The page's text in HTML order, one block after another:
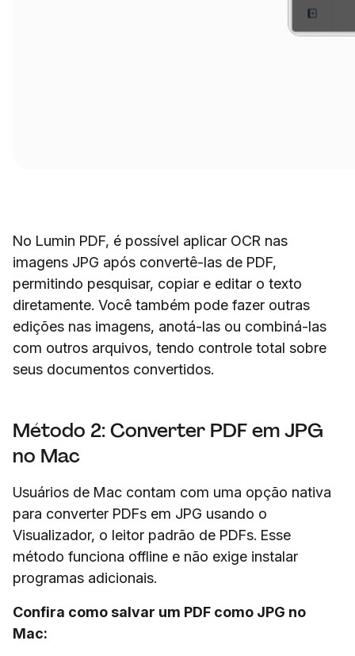
No Lumin PDF, é possível aplicar OCR nas
imagens JPG após convertê-las de PDF,
permitindo pesquisar, copiar e editar o texto
diretamente. Você também pode fazer outras
edições nas imagens, anotá-las ou combiná-las
com outros arquivos, tendo controle total sobre
seus documentos convertidos.
Método 2: Converter PDF em JPG
no Mac
Usuários de Mac contam com uma opção nativa
para converter PDFs em JPG usando o
Visualizador, o leitor padrão de PDFs. Esse
método funciona offline e não exige instalar
programas adicionais.
Confira como salvar um PDF como JPG no
Mac: